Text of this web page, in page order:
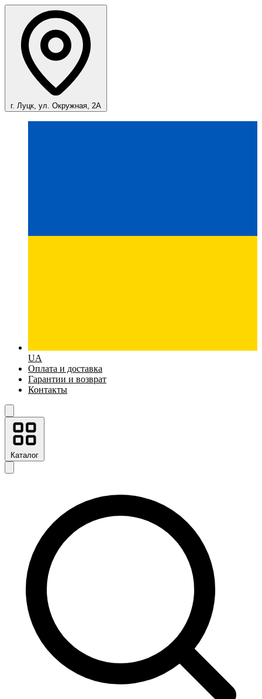
г. Луцк, ул. Окружная, 2А
UA
Оплата и доставка
Гарантии и возврат
Контакты
Каталог